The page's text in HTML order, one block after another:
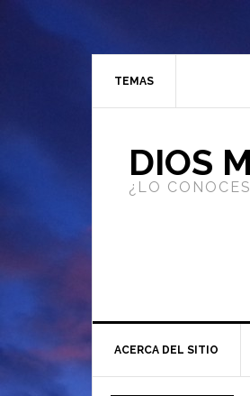
TEMAS
DIOS
¿LO
ACERCA DEL SITIO